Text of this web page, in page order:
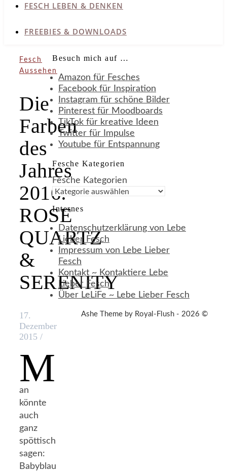
FESCH LEBEN & DENKEN
FREEBIES & DOWNLOADS
Fesch
Aussehen
Die
Farben
des
Jahres
2016:
ROSE
QUARTZ
&
SERENITY
17.
Dezember
2015 /
M
an
könnte
auch
ganz
spöttisch
sagen:
Babyblau
Besuch mich auf …
Amazon für Fesches
Facebook für Inspiration
Instagram für schöne Bilder
Pinterest für Moodboards
TikTok für kreative Ideen
Twitter für Impulse
Youtube für Entspannung
Fesche Kategorien
Fesche Kategorien
Internes
Datenschutzerklärung von Lebe
Lieber Fesch
Impressum von Lebe Lieber
Fesch
Kontakt ~ Kontaktiere Lebe
Lieber Fesch
Über LeLiFe ~ Lebe Lieber Fesch
Ashe Theme by Royal-Flush - 2026 ©